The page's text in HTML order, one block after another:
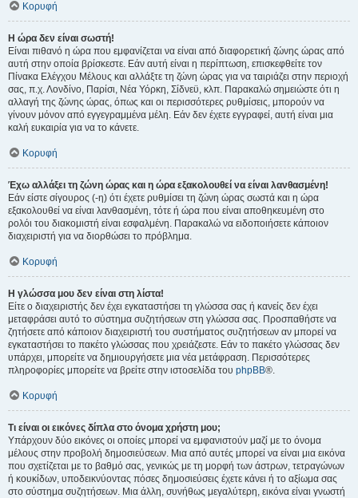
Κορυφή
Η ώρα δεν είναι σωστή!
Είναι πιθανό η ώρα που εμφανίζεται να είναι από διαφορετική ζώνης ώρας από
αυτή στην οποία βρίσκεστε. Εάν αυτή είναι η περίπτωση, επισκεφθείτε τον
Πίνακα Ελέγχου Μέλους και αλλάξτε τη ζώνη ώρας για να ταιριάζει στην περιοχή
σας, π.χ. Λονδίνο, Παρίσι, Νέα Υόρκη, Σίδνεϋ, κλπ. Παρακαλώ σημειώστε ότι η
αλλαγή της ζώνης ώρας, όπως και οι περισσότερες ρυθμίσεις, μπορούν να
γίνουν μόνον από εγγεγραμμένα μέλη. Εάν δεν έχετε εγγραφεί, αυτή είναι μια
καλή ευκαιρία για να το κάνετε.
Κορυφή
Έχω αλλάξει τη ζώνη ώρας και η ώρα εξακολουθεί να είναι λανθασμένη!
Εάν είστε σίγουρος (-η) ότι έχετε ρυθμίσει τη ζώνη ώρας σωστά και η ώρα
εξακολουθεί να είναι λανθασμένη, τότε ή ώρα που είναι αποθηκευμένη στο
ρολόι του διακομιστή είναι εσφαλμένη. Παρακαλώ να ειδοποιήσετε κάποιον
διαχειριστή για να διορθώσει το πρόβλημα.
Κορυφή
Η γλώσσα μου δεν είναι στη λίστα!
Είτε ο διαχειριστής δεν έχει εγκαταστήσει τη γλώσσα σας ή κανείς δεν έχει
μεταφράσει αυτό το σύστημα συζητήσεων στη γλώσσα σας. Προσπαθήστε να
ζητήσετε από κάποιον διαχειριστή του συστήματος συζητήσεων αν μπορεί να
εγκαταστήσει το πακέτο γλώσσας που χρειάζεστε. Εάν το πακέτο γλώσσας δεν
υπάρχει, μπορείτε να δημιουργήσετε μια νέα μετάφραση. Περισσότερες
πληροφορίες μπορείτε να βρείτε στην ιστοσελίδα του phpBB®.
Κορυφή
Τι είναι οι εικόνες δίπλα στο όνομα χρήστη μου;
Υπάρχουν δύο εικόνες οι οποίες μπορεί να εμφανιστούν μαζί με το όνομα
μέλους στην προβολή δημοσιεύσεων. Μια από αυτές μπορεί να είναι μια εικόνα
που σχετίζεται με το βαθμό σας, γενικώς με τη μορφή των άστρων, τετραγώνων
ή κουκίδων, υποδεικνύοντας πόσες δημοσιεύσεις έχετε κάνει ή το αξίωμα σας
στο σύστημα συζητήσεων. Μια άλλη, συνήθως μεγαλύτερη, εικόνα είναι γνωστή